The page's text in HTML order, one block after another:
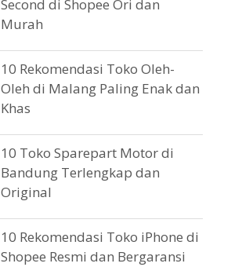
Second di Shopee Ori dan
Murah
10 Rekomendasi Toko Oleh-
Oleh di Malang Paling Enak dan
Khas
10 Toko Sparepart Motor di
Bandung Terlengkap dan
Original
10 Rekomendasi Toko iPhone di
Shopee Resmi dan Bergaransi